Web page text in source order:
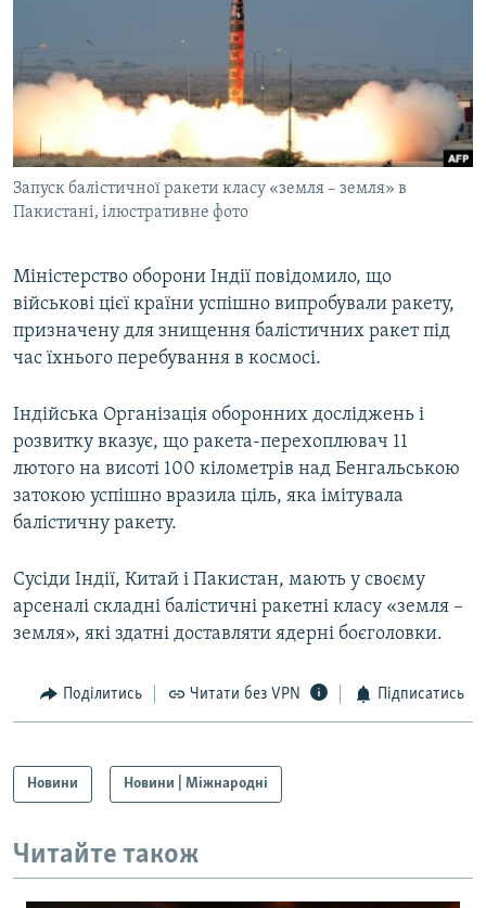
МУЛЬТИМЕДІА
ФОТО
СПЕЦПРОЄКТИ
ПОДКАСТИ
КРИМ РЕАЛІЇ
УКР
КТАТ
Усі сайти RFE/RL
Запуск балістичної ракети класу «земля – земля» в
Пакистані, ілюстративне фото
Міністерство оборони Індії повідомило, що
військові цієї країни успішно випробували ракету,
призначену для знищення балістичних ракет під
час їхнього перебування в космосі.
Індійська Організація оборонних досліджень і
розвитку вказує, що ракета-перехоплювач 11
лютого на висоті 100 кілометрів над Бенгальською
затокою успішно вразила ціль, яка імітувала
балістичну ракету.
Сусіди Індії, Китай і Пакистан, мають у своєму
арсеналі складні балістичні ракетні класу «земля –
земля», які здатні доставляти ядерні боєголовки.
Поділитись Читати без VPN Підписатись
Новини Новини | Міжнародні
Читайте також